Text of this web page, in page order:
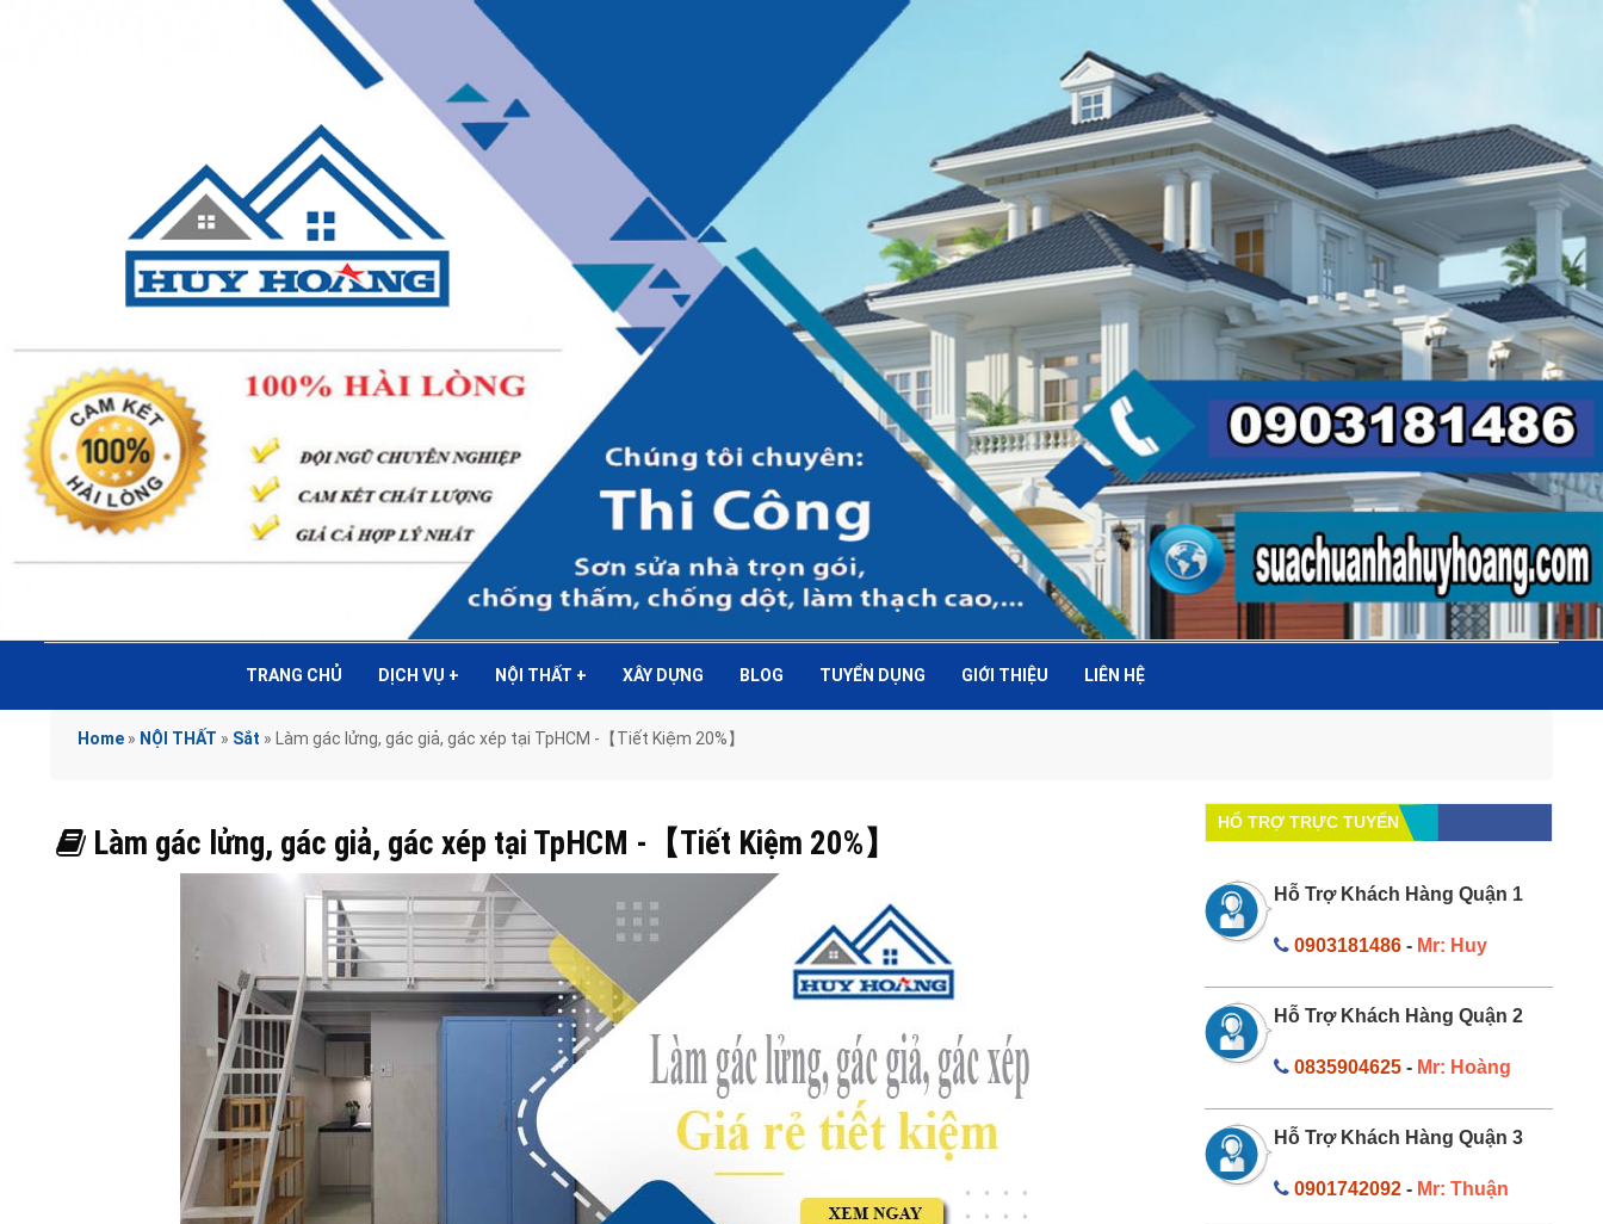
TRANG CHỦ DỊCH VỤ + NỘI THẤT + XÂY DỰNG BLOG TUYỂN DỤNG GIỚI THIỆU LIÊN HỆ
Home » NỘI THẤT » Sắt » Làm gác lửng, gác giả, gác xép tại TpHCM -【Tiết Kiệm 20%】
Làm gác lửng, gác giả, gác xép tại TpHCM -【Tiết Kiệm 20%】
HỔ TRỢ TRỰC TUYẾN
Hỗ Trợ Khách Hàng Quận 1
0903181486 - Mr: Huy
Hỗ Trợ Khách Hàng Quận 2
0835904625 - Mr: Hoàng
Hỗ Trợ Khách Hàng Quận 3
0901742092 - Mr: Thuận